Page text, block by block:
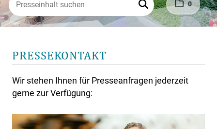
0
PRESSEKONTAKT
Wir stehen Ihnen für Presseanfragen jederzeit
gerne zur Verfügung: